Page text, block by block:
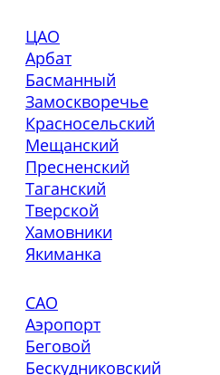
ЦАО
Арбат
Басманный
Замоскворечье
Красносельский
Мещанский
Пресненский
Таганский
Тверской
Хамовники
Якиманка
САО
Аэропорт
Беговой
Бескудниковский